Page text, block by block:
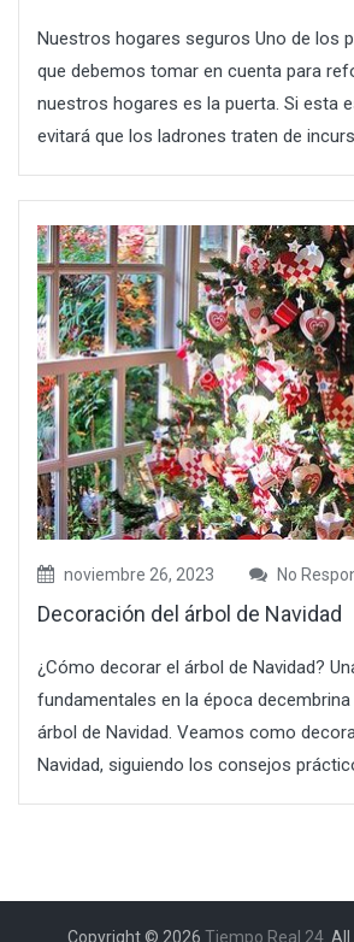
Nuestros hogares seguros Uno de los
que debemos tomar en cuenta para
nuestros hogares es la puerta. Si esta
evitará que los ladrones traten de
noviembre 26, 2023 No
Decoración del árbol de Navidad
¿Cómo decorar el árbol de Navidad?
fundamentales en la época
árbol de Navidad. Veamos como
Navidad, siguiendo los consejos
Copyright © 2026 Tiempo Real 24 .